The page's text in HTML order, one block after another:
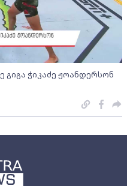
გიგა ჭიკაძე ჟოანდერსონ